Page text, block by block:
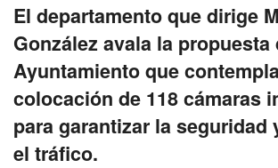
El departamento que dirige
González avala la propuesta
Ayuntamiento que
colocación de 118 cámaras
para garantizar la seguridad
el tráfico.